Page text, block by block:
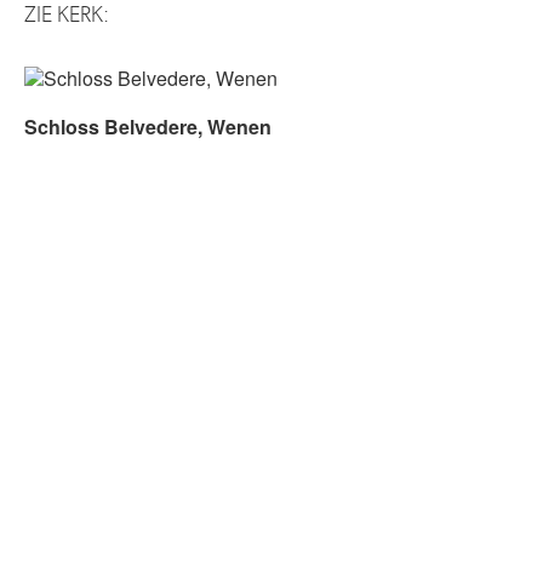
ZIE KERK:
Schloss Belvedere, Wenen